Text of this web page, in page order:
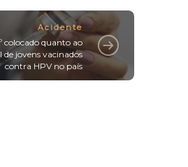
Acidente
colocado quanto ao
de jovens vacinados
contra HPV no país